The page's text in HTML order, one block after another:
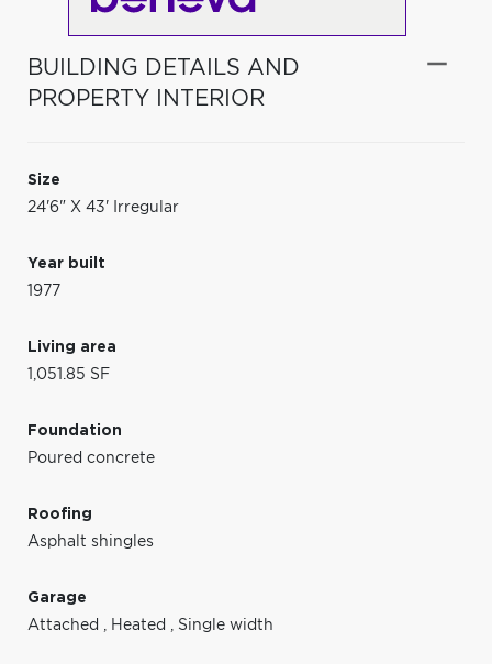
BUILDING DETAILS AND
PROPERTY INTERIOR
Size
24'6" X 43' Irregular
Year built
1977
Living area
1,051.85 SF
Foundation
Poured concrete
Roofing
Asphalt shingles
Garage
Attached , Heated , Single width